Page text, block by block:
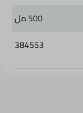
500 مل
384553